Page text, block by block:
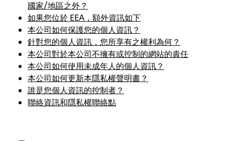
國家/地區之外？
如果您位於 EEA，額外資訊如下
本公司如何保護您的個人資訊？
針對您的個人資訊，您所享有之權利為何？
本公司對於本公司不擁有或控制的網站的責任
本公司如何使用未成年人的個人資訊？
本公司如何更新本隱私權聲明書？
誰是您個人資訊的控制者？
聯絡資訊和隱私權聯絡點